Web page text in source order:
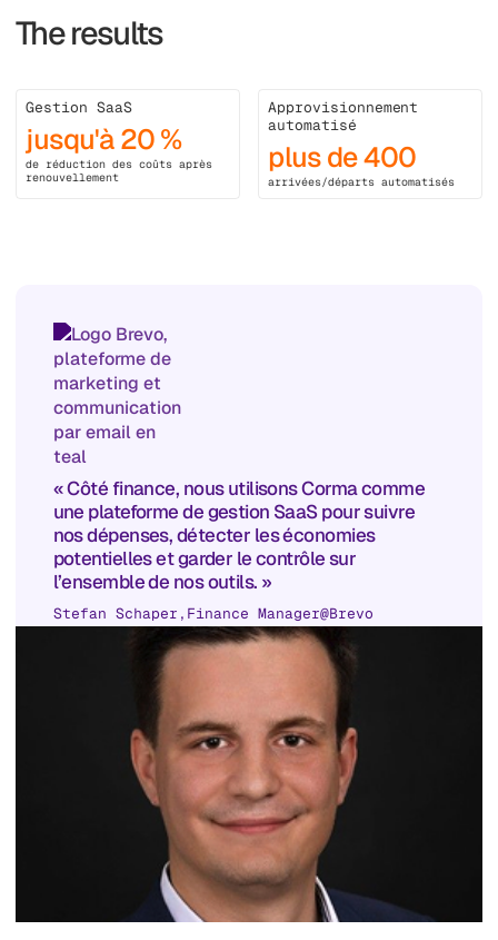
The results
Gestion SaaS
jusqu'à 20 %
de réduction des coûts après
renouvellement
Approvisionnement
automatisé
plus de 400
arrivées/départs automatisés
« Côté finance, nous utilisons Corma comme
une plateforme de gestion SaaS pour suivre
nos dépenses, détecter les économies
potentielles et garder le contrôle sur
l’ensemble de nos outils. »
Stefan Schaper , Finance Manager@Brevo